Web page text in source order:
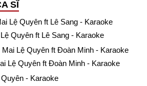
SĨ
Quyên ft Lê Sang - Karaoke
Lệ Quyên ft Đoàn Minh - Karaoke